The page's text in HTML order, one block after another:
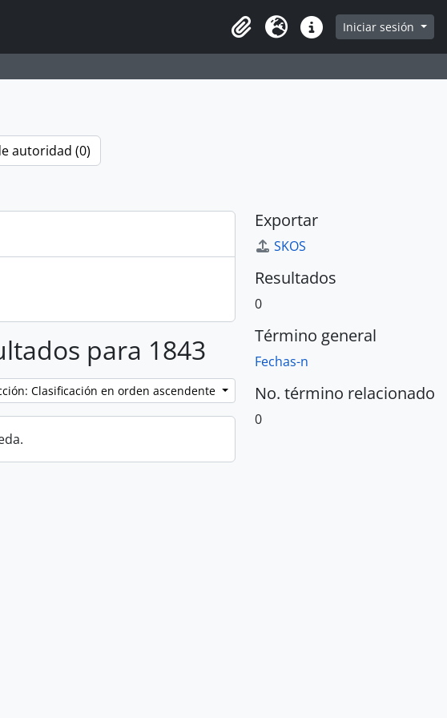
Portapapeles
Idioma Enlaces rápidos
Iniciar sesión
autoridad (0)
para 1843
Clasificación en orden ascendente
Exportar
SKOS
Resultados
0
Término general
Fechas-n
No. término relacionado
0